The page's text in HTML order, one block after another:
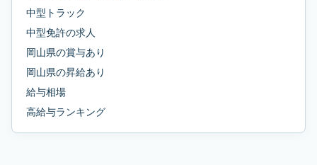
中型トラック
中型免許の求人
岡山県の賞与あり
岡山県の昇給あり
給与相場
高給与ランキング